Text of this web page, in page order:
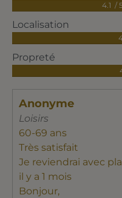
4.1 /
Localisation
Propreté
Anonyme
Loisirs
60-69 ans
Très satisfait
Je reviendrai avec
il y a 1 mois
Bonjour,